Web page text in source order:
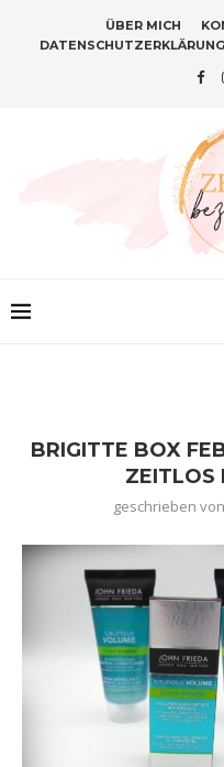
ÜBER MICH
DATENSCHUTZERKLÄRUNG
BRIGITTE BOX
ZEITLOS
geschrieben von